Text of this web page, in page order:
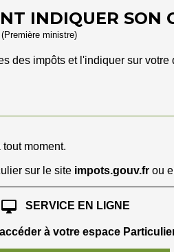
INDIQUER SON
ministre)
des impôts et l'indiquer sur votre
moment.
sur le site impots.gouv.fr ou
desktop_mac SERVICE EN LIGNE
à votre espace